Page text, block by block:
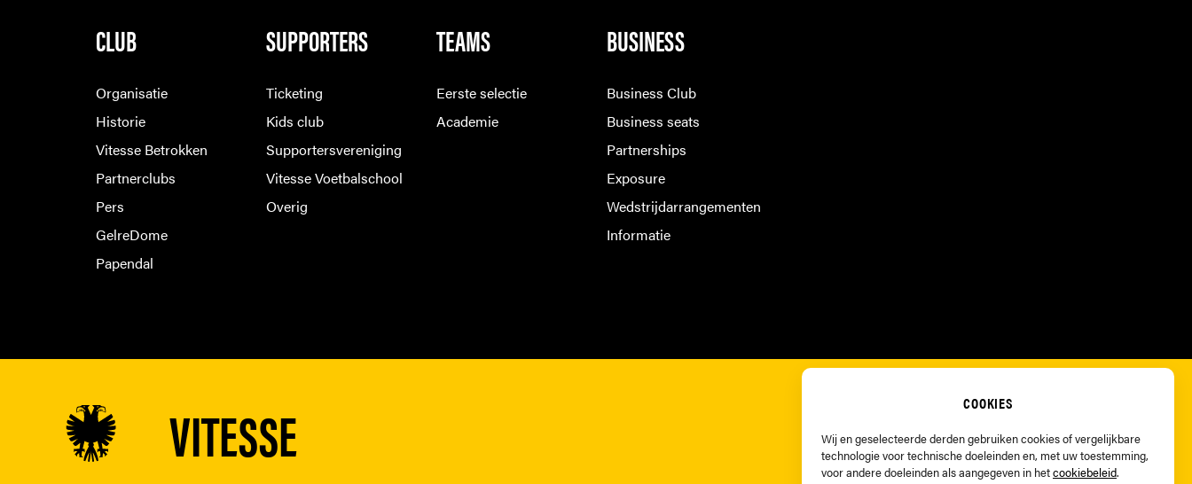
CLUB
Organisatie
Historie
Vitesse Betrokken
Partnerclubs
Pers
GelreDome
Papendal
SUPPORTERS
Ticketing
Kids club
Supportersvereniging
Vitesse Voetbalschool
Overig
TEAMS
Eerste selectie
Academie
BUSINESS
Business Club
Business seats
Partnerships
Exposure
Wedstrijdarrangementen
Informatie
VITESSE COOKIES
Wij en geselecteerde derden gebruiken cookies of vergelijkbare
technologie voor technische doeleinden en, met uw toestemming,
voor andere doeleinden als aangegeven in hetcookiebeleid.